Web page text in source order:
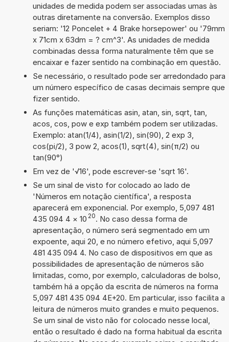
unidades de medida podem ser associadas umas às
outras diretamente na conversão. Exemplos disso
seriam: '12 Poncelet + 4 Brake horsepower' ou '79mm
x 71cm x 63dm = ? cm^3'. As unidades de medida
combinadas dessa forma naturalmente têm que se
encaixar e fazer sentido na combinação em questão.
Se necessário, o resultado pode ser arredondado para
um número específico de casas decimais sempre que
fizer sentido.
As funções matemáticas asin, atan, sin, sqrt, tan,
acos, cos, pow e exp também podem ser utilizadas.
Exemplo: atan(1/4), asin(1/2), sin(90), 2 exp 3,
cos(pi/2), 3 pow 2, acos(1), sqrt(4), sin(π/2) ou
tan(90°)
Em vez de '√16', pode escrever-se 'sqrt 16'.
Se um sinal de visto for colocado ao lado de
'Números em notação científica', a resposta
aparecerá em exponencial. Por exemplo, 5,097 481
435 094 4 × 10 20. No caso dessa forma de
apresentação, o número será segmentado em um
expoente, aqui 20, e no número efetivo, aqui 5,097
481 435 094 4. No caso de dispositivos em que as
possibilidades de apresentação de números são
limitadas, como, por exemplo, calculadoras de bolso,
também há a opção da escrita de números na forma
5,097 481 435 094 4E+20. Em particular, isso facilita a
leitura de números muito grandes e muito pequenos.
Se um sinal de visto não for colocado nesse local,
então o resultado é dado na forma habitual da escrita